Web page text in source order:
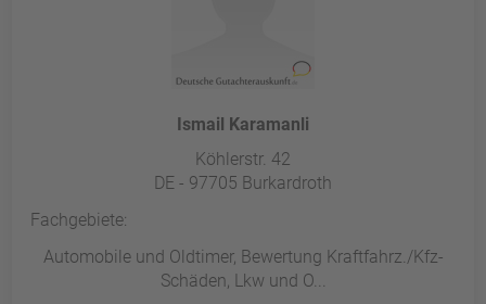
Ismail Karamanli
Köhlerstr. 42
DE - 97705 Burkardroth
Fachgebiete:
Automobile und Oldtimer, Bewertung Kraftfahrz./Kfz-
Schäden, Lkw und O...